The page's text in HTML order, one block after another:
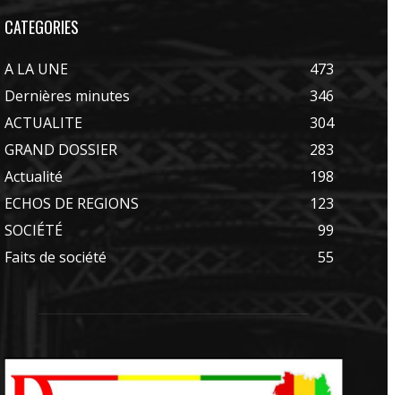
CATEGORIES
A LA UNE
473
Dernières minutes
346
ACTUALITE
304
GRAND DOSSIER
283
Actualité
198
ECHOS DE REGIONS
123
SOCIÉTÉ
99
Faits de société
55